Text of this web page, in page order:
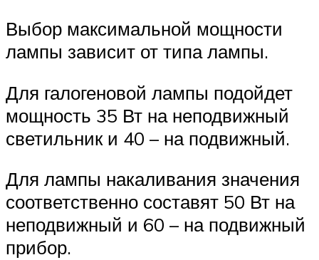
Выбор максимальной мощности
лампы зависит от типа лампы.
Для галогеновой лампы подойдет
мощность 35 Вт на неподвижный
светильник и 40 – на подвижный.
Для лампы накаливания значения
соответственно составят 50 Вт на
неподвижный и 60 – на подвижный
прибор.